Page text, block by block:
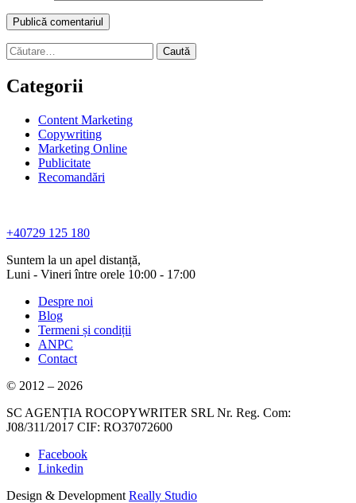
Caută
după:
Categorii
Content Marketing
Copywriting
Marketing Online
Publicitate
Recomandări
+40729 125 180
Suntem la un apel distanță,
Luni - Vineri între orele 10:00 - 17:00
Despre noi
Blog
Termeni și condiții
ANPC
Contact
© 2012 – 2026
SC AGENȚIA ROCOPYWRITER SRL Nr. Reg. Com:
J08/311/2017 CIF: RO37072600
Facebook
Linkedin
Design & Development Really Studio